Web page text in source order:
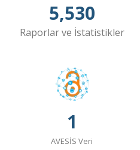
5,530
Raporlar ve İstatistikler
1
AVESİS Veri